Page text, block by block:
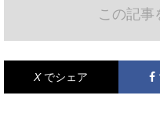
この記事
X でシェア